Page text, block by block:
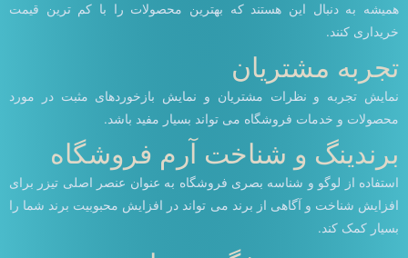
همیشه به دنبال این هستند که بهترین محصولات را با کم ترین قیمت
خریداری کنند.
تجربه مشتریان
نمایش تجربه و نظرات مشتریان و نمایش بازخوردهای مثبت در مورد
محصولات و خدمات فروشگاه می تواند بسیار مفید باشد.
برندینگ و شناخت آرم فروشگاه
استفاده از لوگو و شناسه بصری فروشگاه به عنوان عنصر اصلی تیزر برای
افزایش شناخت و آگاهی از برند می تواند در افزایش محبوبیت برند شما را
بسیار کمک کند.